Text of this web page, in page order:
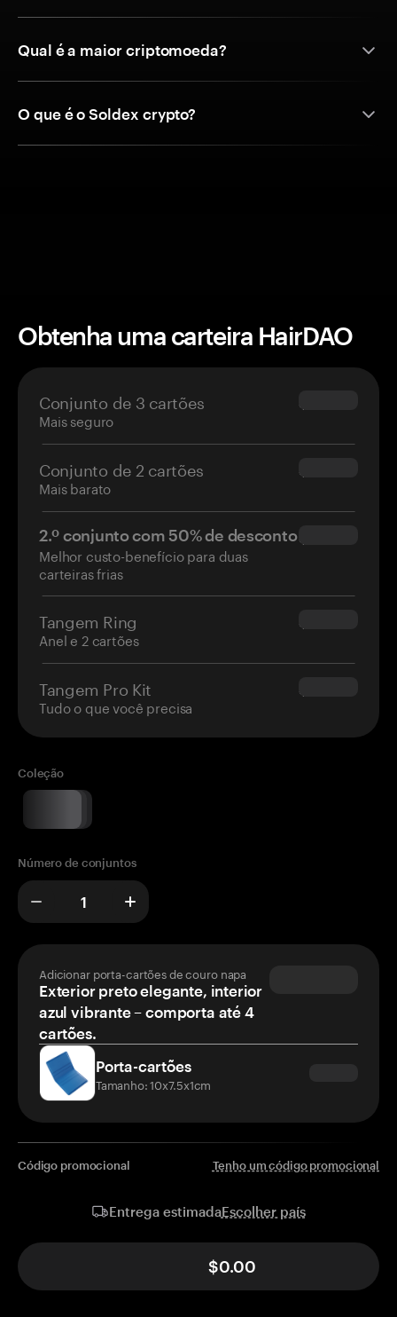
Qual é a maior criptomoeda?
O que é o Soldex crypto?
Obtenha uma carteira HairDAO
Conjunto de 3 cartões
Mais seguro
$69.90
Conjunto de 2 cartões
Mais barato
$54.90
2.º conjunto com 50% de desconto
Melhor custo-benefício para duas
carteiras frias
$34.95
Tangem Ring
Anel e 2 cartões
$160.00
Tangem Pro Kit
Tudo o que você precisa
$180.00
Coleção
Número de conjuntos
Adicionar porta-cartões de couro napa
Exterior preto elegante, interior
azul vibrante – comporta até 4
cartões.
Porta-cartões
Tamanho: 10x7.5x1cm
Código promocional Tenho um código promocional
Entrega estimadaEscolher país
$0.00